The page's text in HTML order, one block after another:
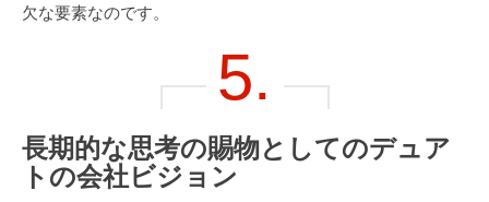
欠な要素なのです。
5.
長期的な思考の賜物としてのデュア
トの会社ビジョン